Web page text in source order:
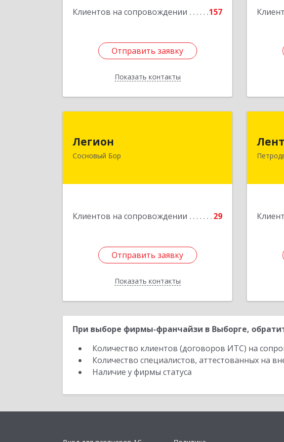
Клиентов на сопровождении 157
Отправить заявку
Показать контакты
Отправить заявку
Назад
Легион
Сосновый Бор
Клиентов на сопровождении 29
Отправить заявку
Показать контакты
Бор г, Парковая ул, дом № 9
Подробнее
Отправить заявку
Назад
При выборе фирмы-франчайзи в Выборге,
Количество клиентов (договоров ИТС) на
Количество специалистов, аттестованных на
Наличие у фирмы статуса